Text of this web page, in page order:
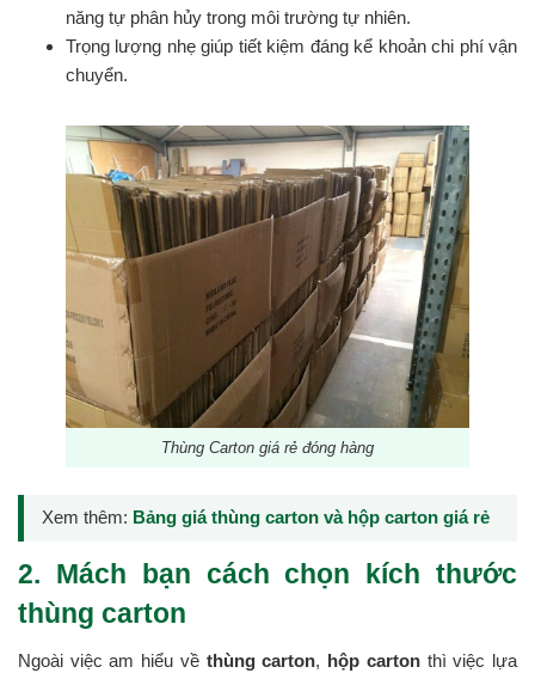
năng tự phân hủy trong môi trường tự nhiên.
Trọng lượng nhẹ giúp tiết kiệm đáng kể khoản chi phí vận
chuyển.
Thùng Carton giá rẻ đóng hàng
Xem thêm: Bảng giá thùng carton và hộp carton giá rẻ
2. Mách bạn cách chọn kích thước
thùng carton
Ngoài việc am hiểu về thùng carton, hộp cartonthì việc lựa